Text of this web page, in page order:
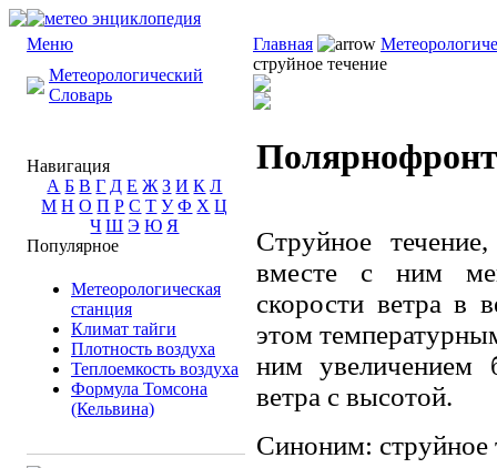
Меню
Метеорологический
Словарь
Навигация
А Б В Г Д Е Ж З И К Л
М Н О П Р С Т У Ф Х Ц
Ч Ш Э Ю Я
Популярное
Метеорологическая
станция
Климат тайги
Плотность воздуха
Теплоемкость воздуха
Формула Томсона
(Кельвина)
Главная
струйное течение
Струйное
вместе с ним
скорости ветра в
этом
ним увеличением
ветра с высотой.
Синоним: струйное